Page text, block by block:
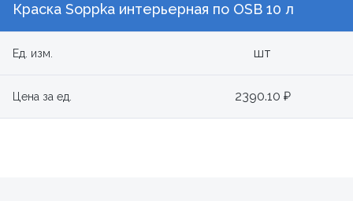
Краска Soppka интерьерная по OSB 10 л
Ед. изм. шт
Цена за ед. 2390.10 ₽